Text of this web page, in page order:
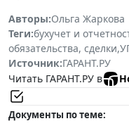
Авторы:Ольга Жаркова
Теги:бухучет и
обязательства, сделки,
Источник:ГАРАНТ.РУ
Читать ГАРАНТ.РУ в
Документы по теме: